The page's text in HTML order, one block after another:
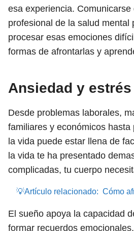
esa experiencia.
profesional de la salud mental
procesar esas emociones
formas de afrontarlas y
Ansiedad y estrés
Desde problemas laborales,
familiares y económicos hasta
la vida puede estar llena de
la vida te ha presentado
complicadas, tu cuerpo
💡Artículo relacionado: Cómo
El sueño apoya la capacidad
formar recuerdos